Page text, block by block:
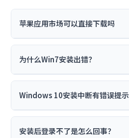
苹果应用市场可以直接下载吗
为什么Win7安装出错？
Windows 10安装中断有错误提示
安装后登录不了是怎么回事？